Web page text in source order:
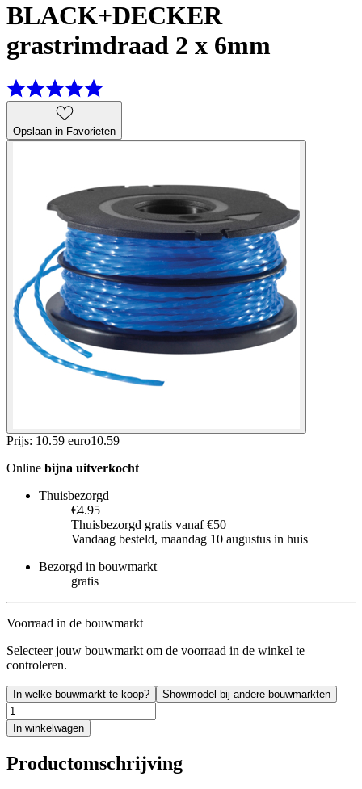
BLACK+DECKER
grastrimdraad 2 x 6mm
Opslaan in Favorieten
Prijs: 10.59 euro10.59
Online bijna uitverkocht
Thuisbezorgd
€4.95
Thuisbezorgd gratis vanaf €50
Vandaag besteld, maandag 10 augustus in huis
Bezorgd in bouwmarkt
gratis
Voorraad in de bouwmarkt
Selecteer jouw bouwmarkt om de voorraad in de winkel te
controleren.
In welke bouwmarkt te koop? Showmodel bij andere bouwmarkten
In winkelwagen
Productomschrijving